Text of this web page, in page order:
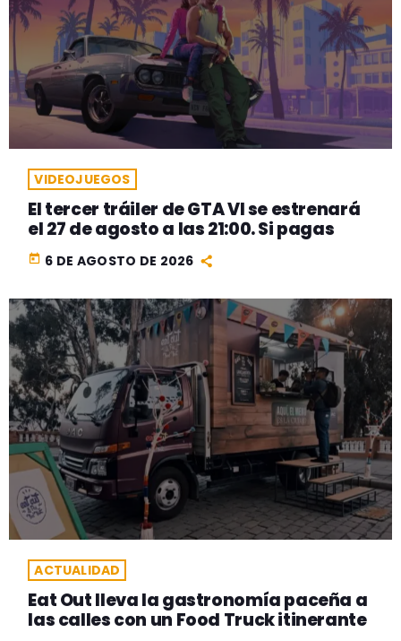
VIDEOJUEGOS
El tercer tráiler de GTA VI se estrenará
el 27 de agosto a las 21:00. Si pagas
today 6 DE AGOSTO DE 2026
ACTUALIDAD
Eat Out lleva la gastronomía paceña a
las calles con un Food Truck itinerante